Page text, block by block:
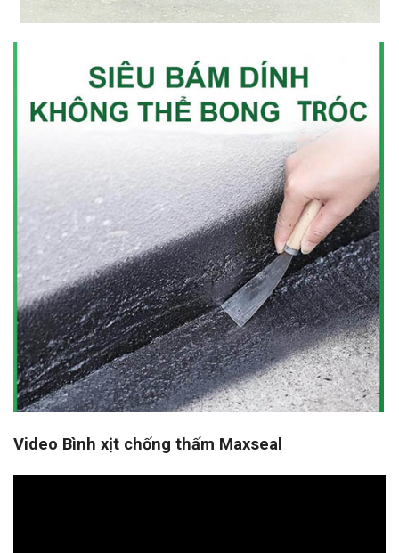
Video Bình xịt chống thấm Maxseal